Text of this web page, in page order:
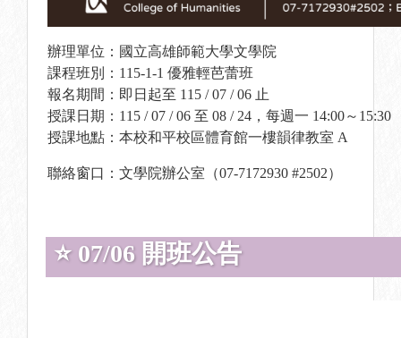
辦理單位：國立高雄師範大學文學院
課程班別：115-1-1 優雅輕芭蕾班
報名期間：即日起至 115 / 07 / 06 止
授課日期： 115 / 07 / 06 至 08 / 24，每週一 14:00～15:30
授課地點：本校和平校區體育館一樓韻律教室 A
聯絡窗口：文學院辦公室（07-7172930 #2502）
⭐ 07/06 開班公告